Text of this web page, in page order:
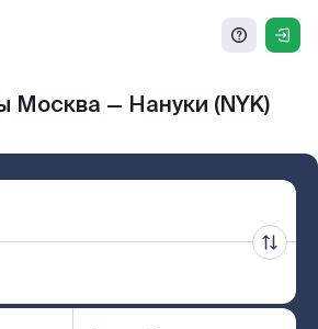
Москва — Нануки (NYK)